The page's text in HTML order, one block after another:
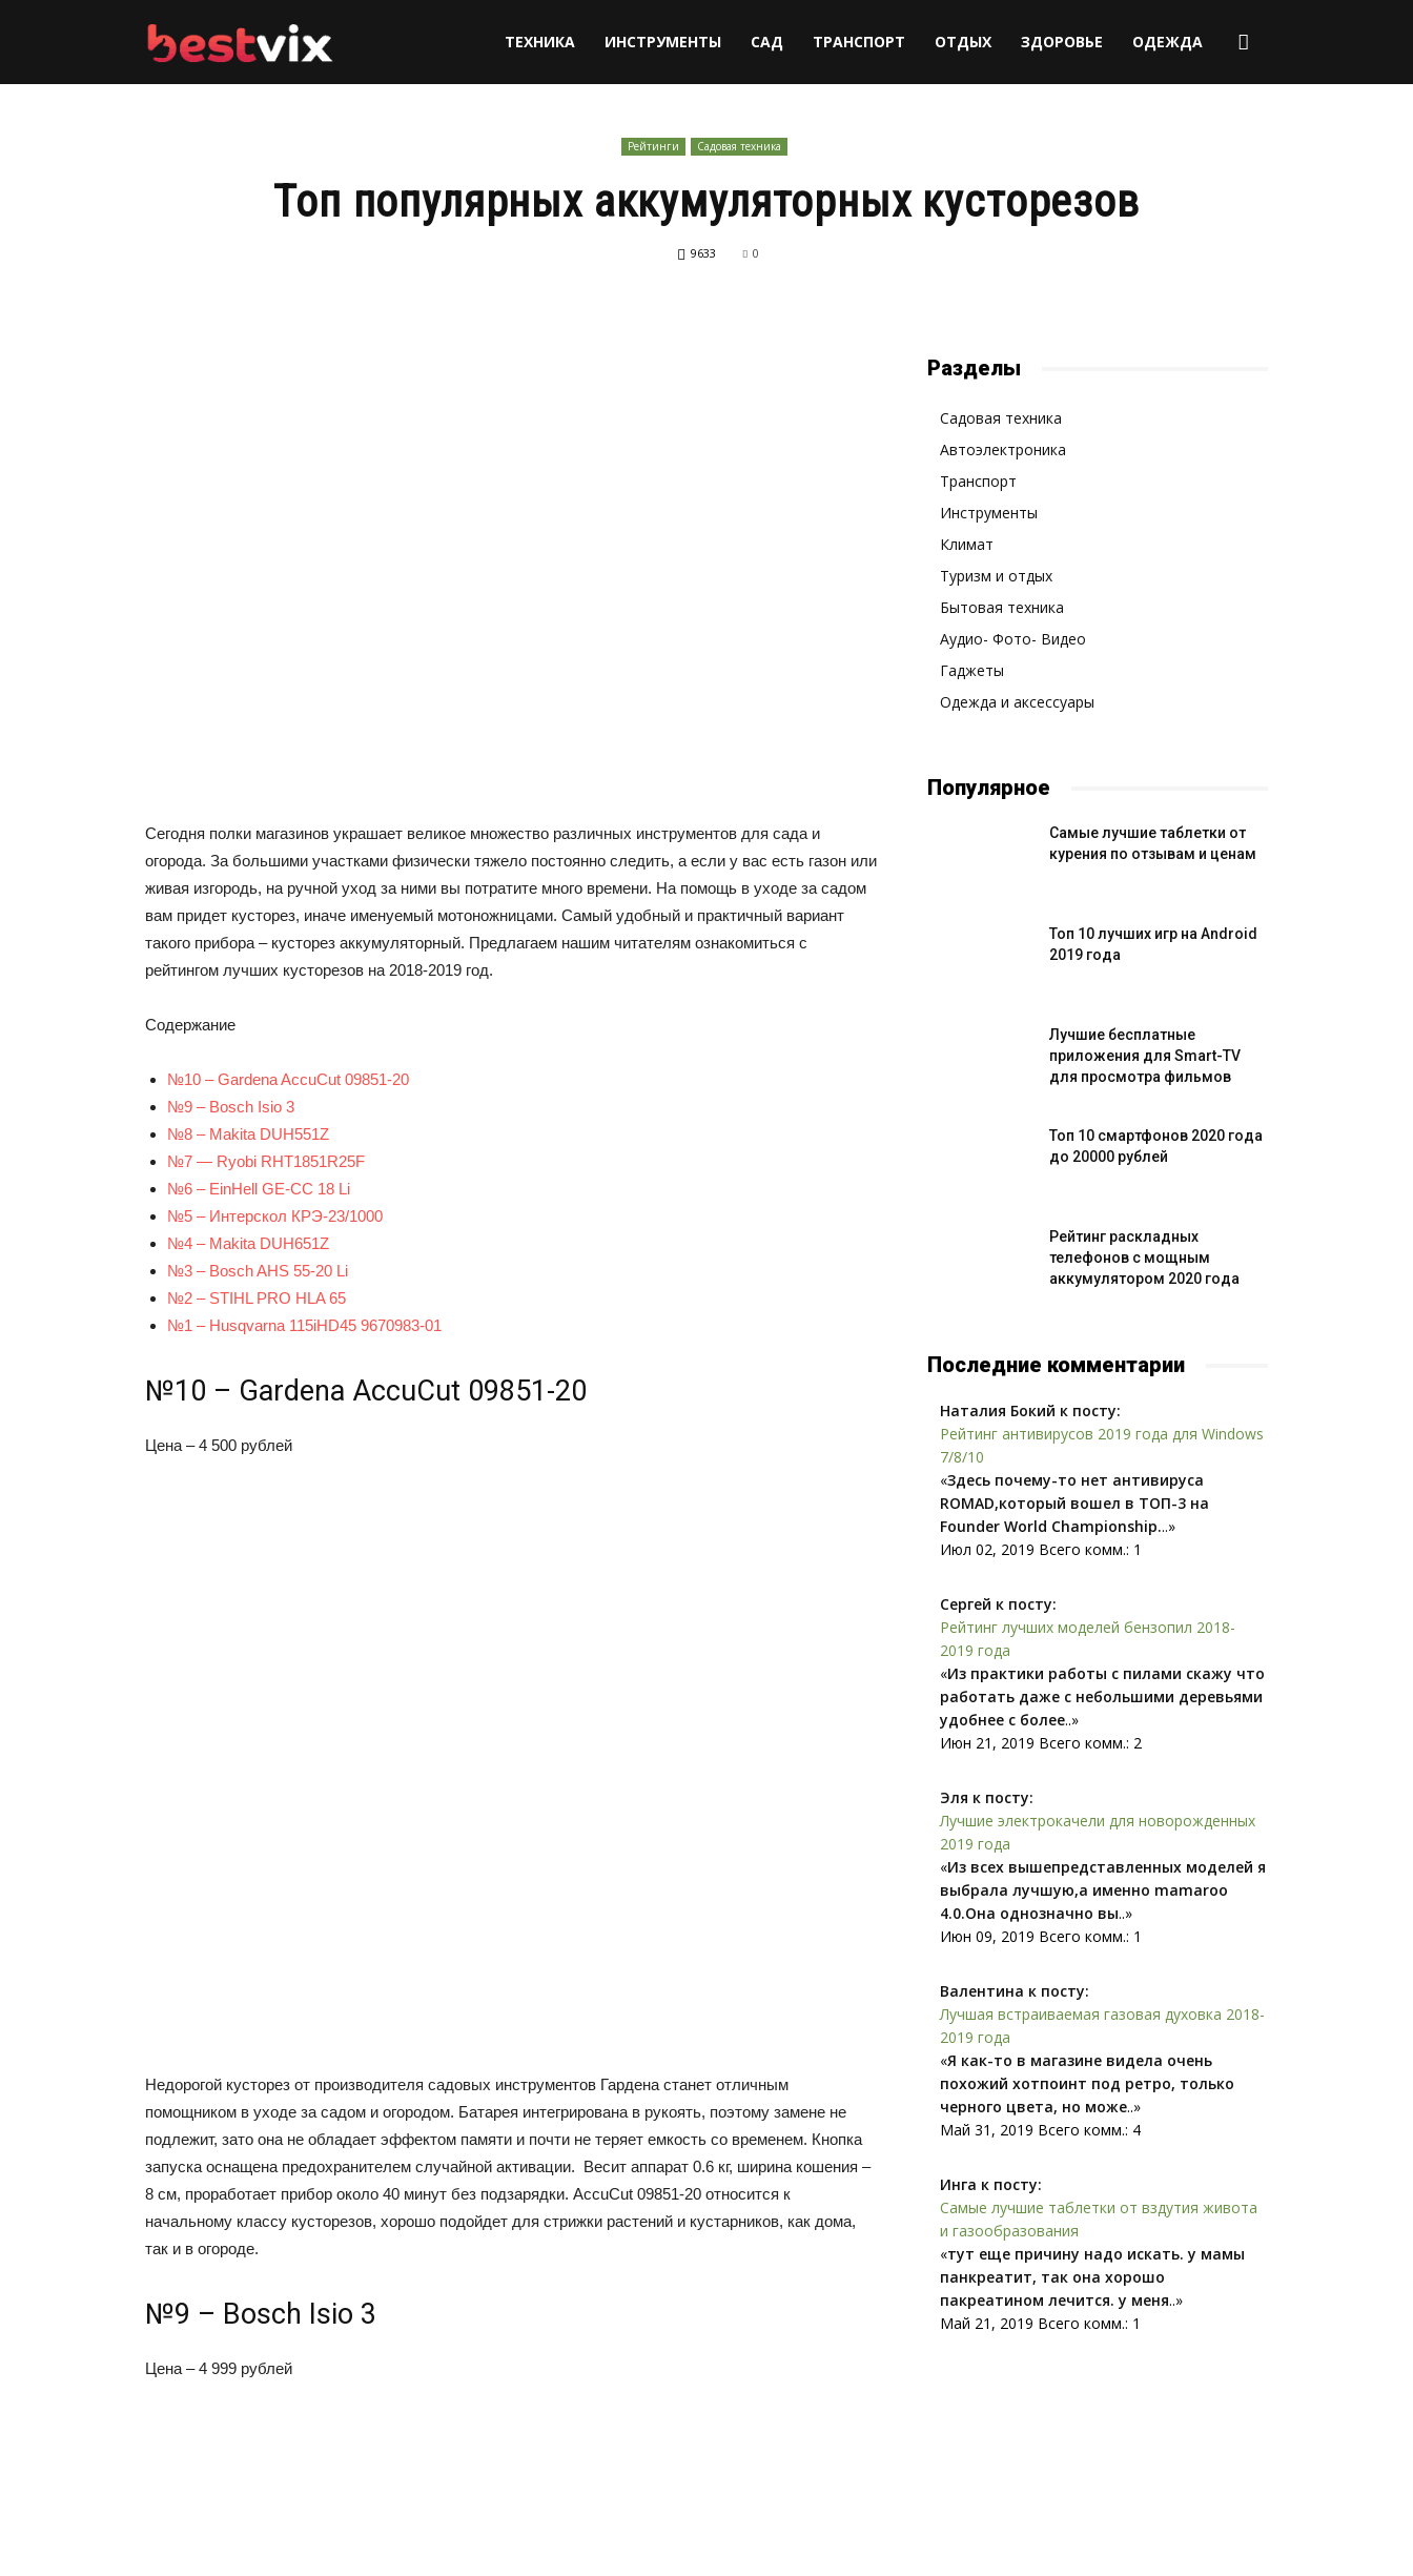
ТЕХНИКА ИНСТРУМЕНТЫ САД ТРАНСПОРТ ОТДЫХ ЗДОРОВЬЕ ОДЕЖДА
Рейтинги Садовая техника
Топ популярных аккумуляторных кусторезов
9633 0
Сегодня полки магазинов украшает великое множество различных инструментов для сада и
огорода. За большими участками физически тяжело постоянно следить, а если у вас есть газон или
живая изгородь, на ручной уход за ними вы потратите много времени. На помощь в уходе за садом
вам придет кусторез, иначе именуемый мотоножницами. Самый удобный и практичный вариант
такого прибора – кусторез аккумуляторный. Предлагаем нашим читателям ознакомиться с
рейтингом лучших кусторезов на 2018-2019 год.
Содержание
№10 – Gardena AccuCut 09851-20
№9 – Bosch Isio 3
№8 – Makita DUH551Z
№7 — Ryobi RHT1851R25F
№6 – EinHell GE-CC 18 Li
№5 – Интерскол КРЭ-23/1000
№4 – Makita DUH651Z
№3 – Bosch AHS 55-20 Li
№2 – STIHL PRO HLA 65
№1 – Husqvarna 115iHD45 9670983-01
№10 – Gardena AccuCut 09851-20
Цена – 4 500 рублей
Недорогой кусторез от производителя садовых инструментов Гардена станет отличным
помощником в уходе за садом и огородом. Батарея интегрирована в рукоять, поэтому замене не
подлежит, зато она не обладает эффектом памяти и почти не теряет емкость со временем. Кнопка
запуска оснащена предохранителем случайной активации. Весит аппарат 0.6 кг, ширина кошения –
8 см, проработает прибор около 40 минут без подзарядки. AccuCut 09851-20 относится к
начальному классу кусторезов, хорошо подойдет для стрижки растений и кустарников, как дома,
так и в огороде.
№9 – Bosch Isio 3
Цена – 4 999 рублей
Разделы
Садовая техника
Автоэлектроника
Транспорт
Инструменты
Климат
Туризм и отдых
Бытовая техника
Аудио- Фото- Видео
Гаджеты
Одежда и аксессуары
Популярное
Самые лучшие таблетки от
курения по отзывам и ценам
Топ 10 лучших игр на Android
2019 года
Лучшие бесплатные
приложения для Smart-TV
для просмотра фильмов
Топ 10 смартфонов 2020 года
до 20000 рублей
Рейтинг раскладных
телефонов с мощным
аккумулятором 2020 года
Последние комментарии
Наталия Бокий к посту:
Рейтинг антивирусов 2019 года для Windows
7/8/10
«Здесь почему-то нет антивируса
ROMAD,который вошел в ТОП-3 на
Founder World Championship...»
Июл 02, 2019 Всего комм.: 1
Сергей к посту:
Рейтинг лучших моделей бензопил 2018-
2019 года
«Из практики работы с пилами скажу что
работать даже с небольшими деревьями
удобнее с более..»
Июн 21, 2019 Всего комм.: 2
Эля к посту:
Лучшие электрокачели для новорожденных
2019 года
«Из всех вышепредставленных моделей я
выбрала лучшую,а именно mamaroo
4.0.Она однозначно вы..»
Июн 09, 2019 Всего комм.: 1
Валентина к посту:
Лучшая встраиваемая газовая духовка 2018-
2019 года
«Я как-то в магазине видела очень
похожий xoтпоинт под ретро, только
черного цвета, но може..»
Май 31, 2019 Всего комм.: 4
Инга к посту:
Самые лучшие таблетки от вздутия живота
и газообразования
«тут еще причину надо искать. у мамы
панкреатит, так она хорошо
пакреатином лечится. у меня..»
Май 21, 2019 Всего комм.: 1